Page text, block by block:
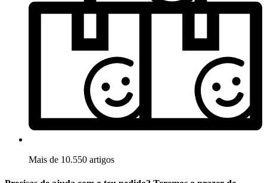
Mais de 10.550 artigos